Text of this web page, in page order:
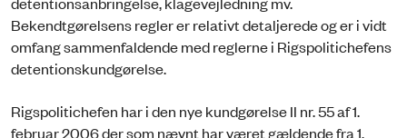
Bekendtgørelsens regler er relativt detaljerede og er i vidt
omfang sammenfaldende med reglerne i Rigspolitichefens
detentionskundgørelse.
Rigspolitichefen har i den nye kundgørelse II nr. 55 af 1.
februar 2006 der som nævnt har været gældende fra 1.